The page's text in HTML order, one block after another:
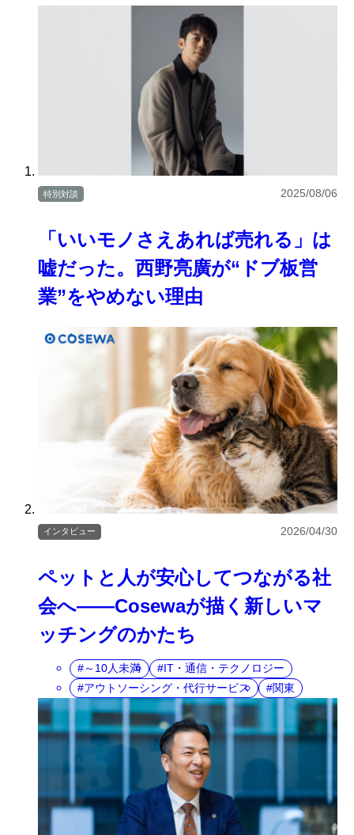
「いいモノさえあれば売れる」は
嘘だった。西野亮廣が“ドブ板営
業”をやめない理由
特別対談 2025/08/06
ペットと人が安心してつながる社
会へ――Cosewaが描く新しいマ
ッチングのかたち
インタビュー 2026/04/30
～10人未満
IT・通信・テクノロジー
アウトソーシング・代行サービス
関東